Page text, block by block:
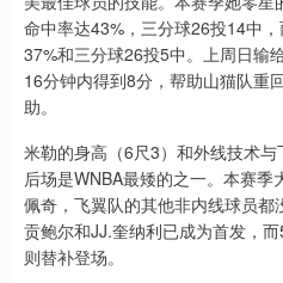
命中率达43%，三分球26投14中
37%和三分球26投5中。上周日输
16分钟内得到8分，帮助山猫队重
助。
米勒的身高（6尺3）和外线技术
后场是WNBA最矮的之一。本赛
佩奇，飞翼队的其他非内线球员
贡鲍尔和JJ.奎纳利已成为首发，
则替补登场。